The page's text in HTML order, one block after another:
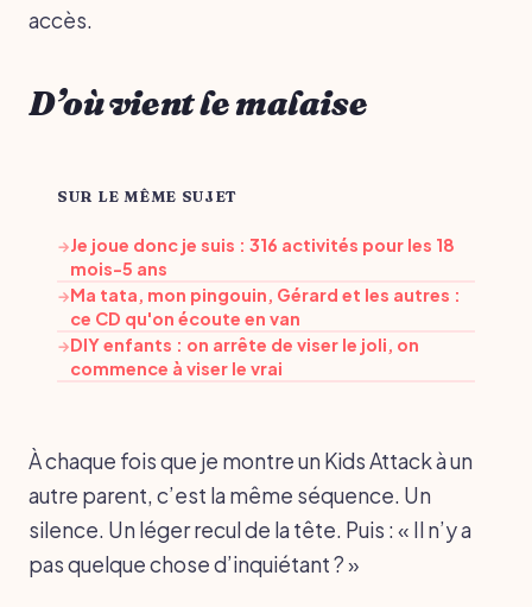
accès.
D’où vient le malaise
SUR LE MÊME SUJET
→Je joue donc je suis : 316 activités pour les 18
mois-5 ans
→Ma tata, mon pingouin, Gérard et les autres :
ce CD qu'on écoute en van
→DIY enfants : on arrête de viser le joli, on
commence à viser le vrai
À chaque fois que je montre un Kids Attack à un
autre parent, c’est la même séquence. Un
silence. Un léger recul de la tête. Puis : « Il n’y a
pas quelque chose d’inquiétant ? »